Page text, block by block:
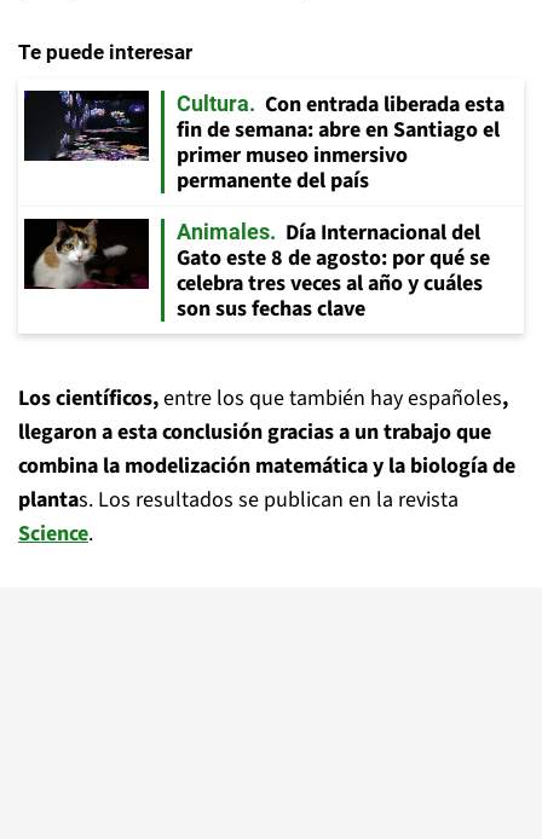
Te puede interesar
Cultura
Con entrada liberada esta
fin de semana: abre en Santiago el
primer museo inmersivo
permanente del país
Animales
Día Internacional del
Gato este 8 de agosto: por qué se
celebra tres veces al año y cuáles
son sus fechas clave
Los científicos,entre los que también hay españoles,
llegaron a esta conclusión gracias a un trabajo que
combina la modelización matemática y la biología de
plantas. Los resultados se publican en la revista
Science.